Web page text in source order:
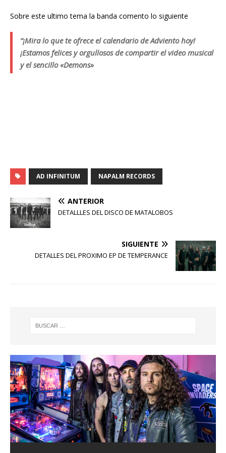
Sobre este ultimo tema la banda comento lo siguiente
“¡Mira lo que te ofrece el calendario de Adviento hoy!
¡Estamos felices y orgullosos de compartir el video musical
y el sencillo «Demons»
AD INFINITUM NAPALM RECORDS
ANTERIOR
DETALLLES DEL DISCO DE MATALOBOS
SIGUIENTE
DETALLES DEL PROXIMO EP DE TEMPERANCE